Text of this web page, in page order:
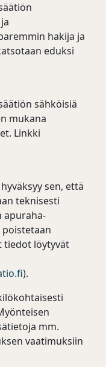
hakija ja
eduksi
sähköisiä
mukana
Linkki
sen, että
teknisesti
tiedot löytyvät
).
mm.
vaatimuksiin